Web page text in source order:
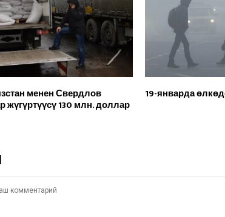
менен Свердлов
жүгүртүүсү 130 млн. доллар
19-январда